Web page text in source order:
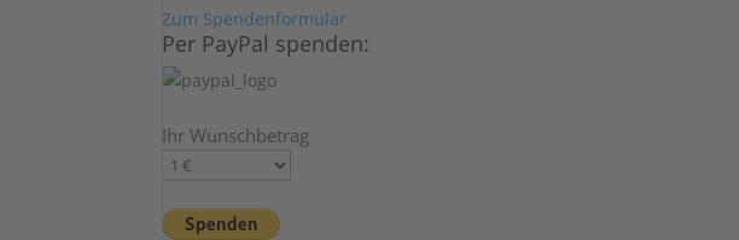
Zum Spendenformular
Per PayPal spenden:
Ihr Wunschbetrag